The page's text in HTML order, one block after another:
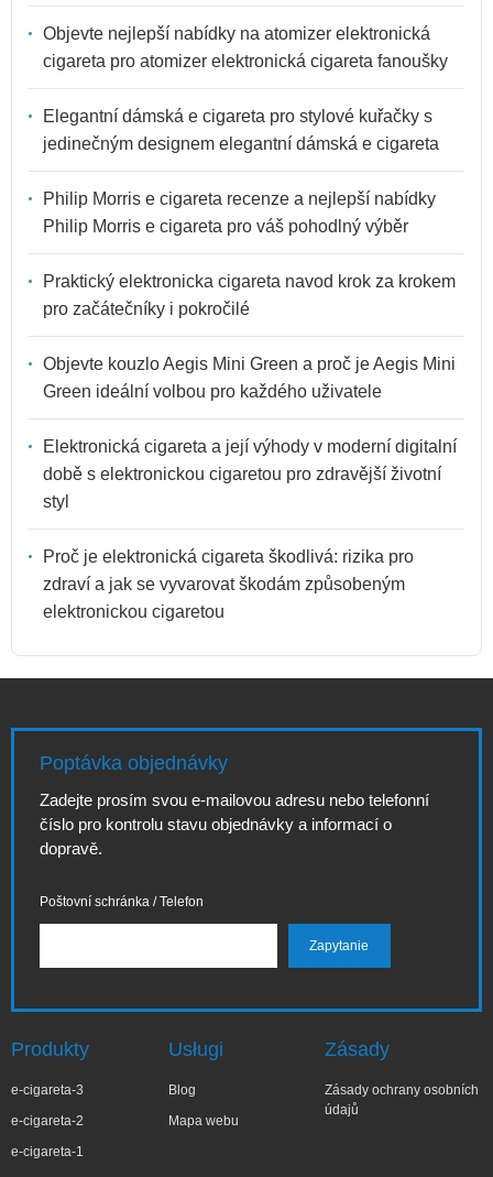
Objevte nejlepší nabídky na atomizer elektronická
cigareta pro atomizer elektronická cigareta fanoušky
Elegantní dámská e cigareta pro stylové kuřačky s
jedinečným designem elegantní dámská e cigareta
Philip Morris e cigareta recenze a nejlepší nabídky
Philip Morris e cigareta pro váš pohodlný výběr
Praktický elektronicka cigareta navod krok za krokem
pro začátečníky i pokročilé
Objevte kouzlo Aegis Mini Green a proč je Aegis Mini
Green ideální volbou pro každého uživatele
Elektronická cigareta a její výhody v moderní digitalní
době s elektronickou cigaretou pro zdravější životní
styl
Proč je elektronická cigareta škodlivá: rizika pro
zdraví a jak se vyvarovat škodám způsobeným
elektronickou cigaretou
Poptávka objednávky
Zadejte prosím svou e-mailovou adresu nebo telefonní
číslo pro kontrolu stavu objednávky a informací o
dopravě.
Poštovní schránka / Telefon
Produkty
e-cigareta-3
e-cigareta-2
e-cigareta-1
Usługi
Blog
Mapa webu
Zásady
Zásady ochrany osobních
údajů